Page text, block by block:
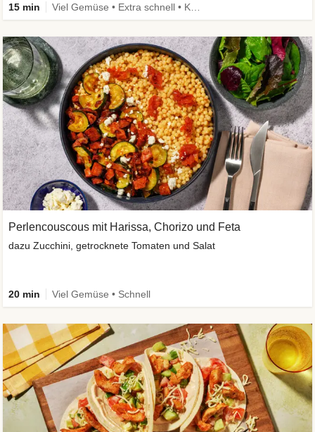
15 min
Perlencouscous mit Harissa, Chorizo und Feta
dazu Zucchini, getrocknete Tomaten und Salat
20 min Viel Gemüse • Schnell